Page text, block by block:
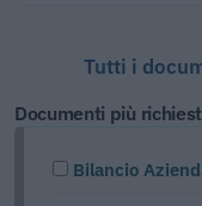
Tutti i
Documenti più
Bilancio